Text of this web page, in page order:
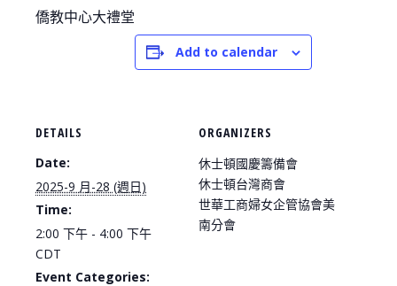
僑教中心大禮堂
Add to calendar
DETAILS
Date:
2025-9 月-28 (週日)
Time:
2:00 下午 - 4:00 下午
CDT
Event Categories:
ORGANIZERS
休士頓國慶籌備會
休士頓台灣商會
世華工商婦女企管協會美
南分會